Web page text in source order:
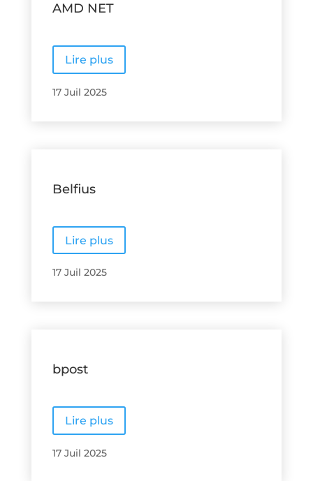
AMD NET
Lire plus
17 Juil 2025
Belfius
Lire plus
17 Juil 2025
bpost
Lire plus
17 Juil 2025